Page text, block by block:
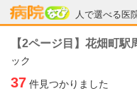
人で選べる医
病院なび
【2ページ目】花畑町
ック
37 件見つかりました